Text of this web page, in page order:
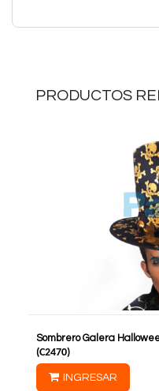
PRODUCTOS
Sombrero Galera
(C2470)
INGRESAR